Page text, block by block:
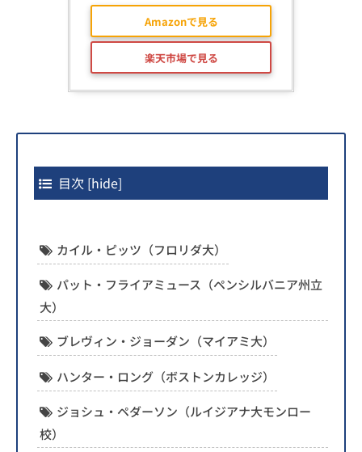
Amazonで見る
楽天市場で見る
目次 [hide]
カイル・ピッツ（フロリダ大）
パット・フライアミュース（ペンシルバニア州立
大）
ブレヴィン・ジョーダン（マイアミ大）
ハンター・ロング（ボストンカレッジ）
ジョシュ・ペダーソン（ルイジアナ大モンロー
校）